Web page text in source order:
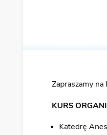
Zapraszamy
KURS
Katedrę